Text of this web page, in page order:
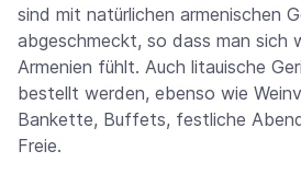
sind mit natürlichen armenischen
abgeschmeckt, so dass man sich
Armenien fühlt. Auch litauische
bestellt werden, ebenso wie
Bankette, Buffets, festliche
Freie.